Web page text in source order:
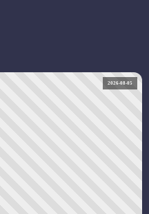
2026-08-05